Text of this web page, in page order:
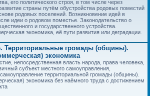
его политического строя, в том числе через
страны путём обустройства родовых поместий
родовых поселений. Возникновение идей в
идеи о родовом поместье. Законодательство о
и государственного устройства.
экономика, её пути развития или деградации.
Территориальные громады (общины).
экономика
непосредственная власть народа, права человека,
субъект местного самоуправления,
территориальной громады (общины).
экономика без наёмного труда с достижением